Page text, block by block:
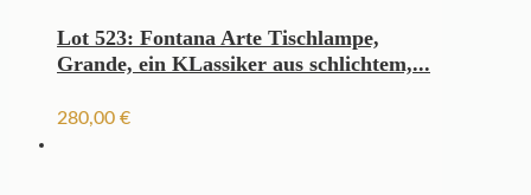
Lot 523: Fontana Arte Tischlampe,
Grande, ein KLassiker aus schlichtem,...
280,00 €